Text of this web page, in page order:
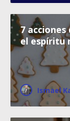
7
el espíritu
Ismael